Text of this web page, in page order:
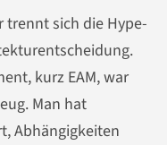
trennt sich die Hype-
kurz EAM, war
Man hat
Abhängigkeiten